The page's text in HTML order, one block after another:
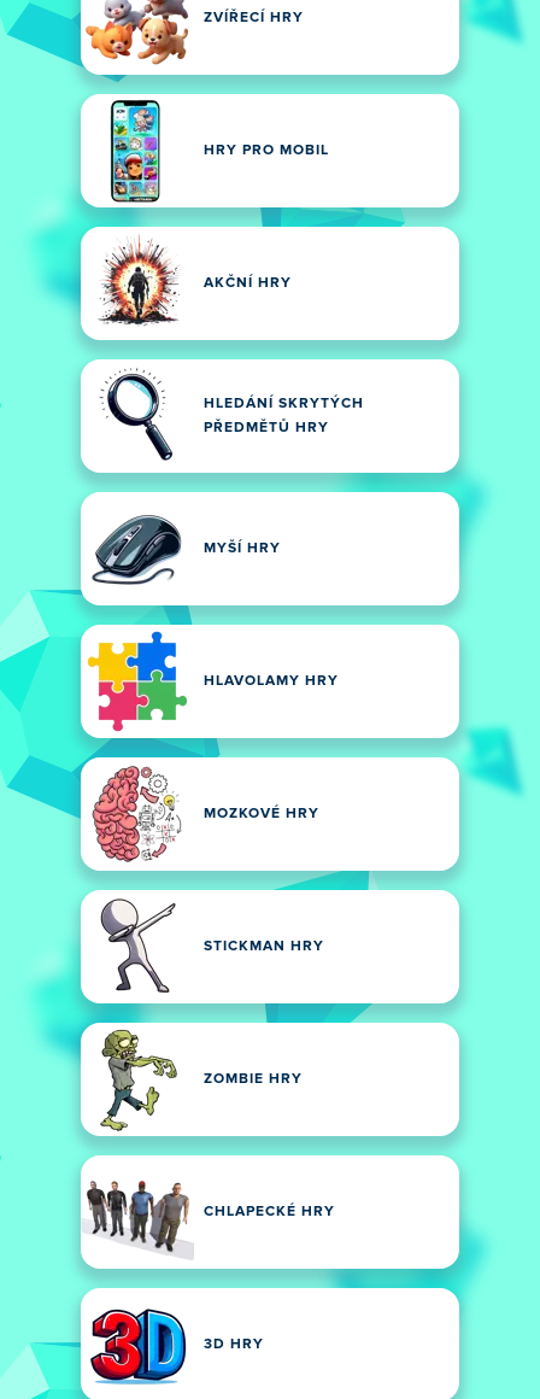
ZVÍŘECÍ HRY
HRY PRO MOBIL
AKČNÍ HRY
HLEDÁNÍ SKRYTÝCH
PŘEDMĚTŮ HRY
MYŠÍ HRY
HLAVOLAMY HRY
MOZKOVÉ HRY
STICKMAN HRY
ZOMBIE HRY
CHLAPECKÉ HRY
3D HRY